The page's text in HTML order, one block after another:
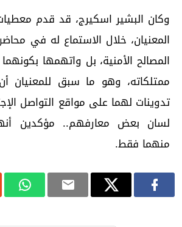
وكان البشير اسكيرج، قد قدم
المعنيان، خلال الاستماع له في
المصالح الأمنية، بل واتهمها
ممتلكاته، وهو ما سبق للمعنيان
تدوينات لهما على مواقع التواصل
لسان بعض معارفهم.. مؤكدين
منهما فقط.